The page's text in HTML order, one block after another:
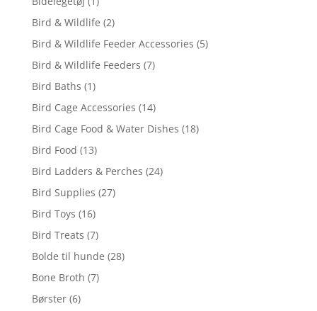
Bird & Wildlife (2)
Bird & Wildlife Feeder Accessories (5)
Bird & Wildlife Feeders (7)
Bird Baths (1)
Bird Cage Accessories (14)
Bird Cage Food & Water Dishes (18)
Bird Food (13)
Bird Ladders & Perches (24)
Bird Supplies (27)
Bird Toys (16)
Bird Treats (7)
Bolde til hunde (28)
Bone Broth (7)
Børster (6)